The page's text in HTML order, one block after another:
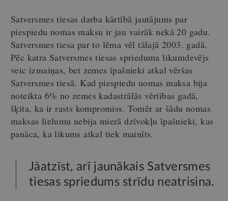
Satversmes tiesas darba kārtībā jautājums par
piespiedu nomas maksu ir jau vairāk nekā 20 gadu.
Satversmes tiesa par to lēma vēl tālajā 2003. gadā.
Pēc katra Satversmes tiesas sprieduma likumdevējs
veic izmaiņas, bet zemes īpašnieki atkal vēršas
Satversmes tiesā. Kad piespiedu nomas maksa bija
noteikta 6% no zemes kadastrālās vērtības gadā,
šķita, ka ir rasts kompromiss. Tomēr ar šādu nomas
maksas lielumu nebija mierā dzīvokļu īpašnieki, kas
panāca, ka likums atkal tiek mainīts.
Jāatzīst, arī jaunākais Satversmes
tiesas spriedums strīdu neatrisina.